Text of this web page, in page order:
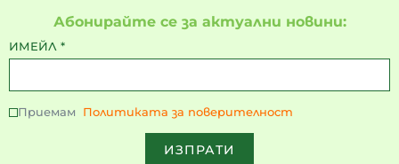
Абонирайте се за актуални новини:
ИМЕЙЛ *
Приемам Политиката за поверителност
ИЗПРАТИ